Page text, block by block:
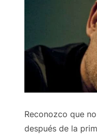
Reconozco que
después de la